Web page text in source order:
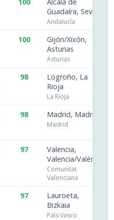
Guadaíra, Sevilla
Andalucía
100
Gijón/Xixón,
Asturias
Asturias
98
Logroño, La
Rioja
La Rioja
98 Madrid, Madrid
Madrid
97
Valencia,
Valencia/València
Comunitat
Valenciana
97
Lauroeta,
Bizkaia
País Vasco